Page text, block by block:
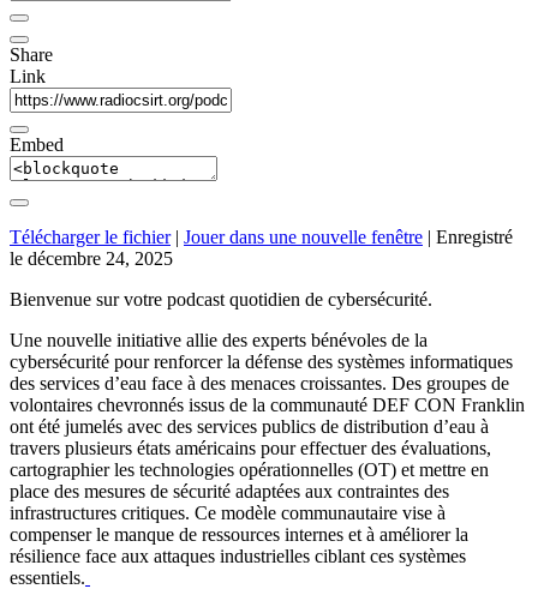
Share
Link
Embed
Télécharger le fichier| Jouer dans une nouvelle fenêtre | Enregistré
le décembre 24, 2025
Bienvenue sur votre podcast quotidien de cybersécurité.
Une nouvelle initiative allie des experts bénévoles de la
cybersécurité pour renforcer la défense des systèmes informatiques
des services d’eau face à des menaces croissantes. Des groupes de
volontaires chevronnés issus de la communauté DEF CON Franklin
ont été jumelés avec des services publics de distribution d’eau à
travers plusieurs états américains pour effectuer des évaluations,
cartographier les technologies opérationnelles (OT) et mettre en
place des mesures de sécurité adaptées aux contraintes des
infrastructures critiques. Ce modèle communautaire vise à
compenser le manque de ressources internes et à améliorer la
résilience face aux attaques industrielles ciblant ces systèmes
essentiels.